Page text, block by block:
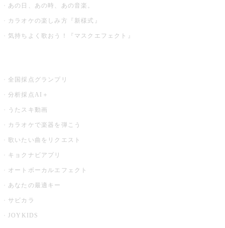
あの日、あの時、あの音楽。
カラオケの楽しみ方『新様式』
気持ちよく歌おう！『マスクエフェクト』
全国採点グランプリ
分析採点AI＋
うたスキ動画
カラオケで楽器を弾こう
歌いたい曲をリクエスト
キョクナビアプリ
オートボーカルエフェクト
あなたの最適キー
サビカラ
JOYKIDS